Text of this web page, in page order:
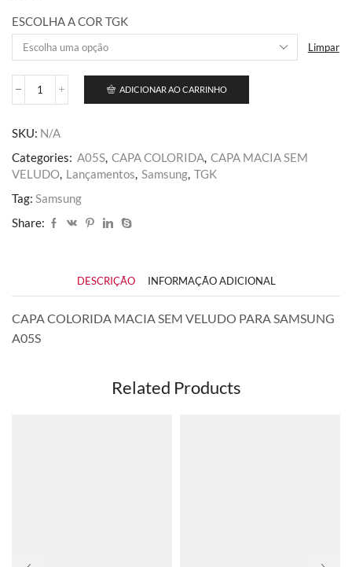
R$ 70,00
ESCOLHA A COR TGK
Limpar
A05S
ADICIONAR AO CARRINHO
SKU: N/A
Categories: A05S, CAPA COLORIDA, CAPA MACIA SEM
VELUDO, Lançamentos, Samsung, TGK
Tag: Samsung
Share:
DESCRIÇÃO INFORMAÇÃO ADICIONAL
CAPA COLORIDA MACIA SEM VELUDO PARA SAMSUNG
A05S
Related Products